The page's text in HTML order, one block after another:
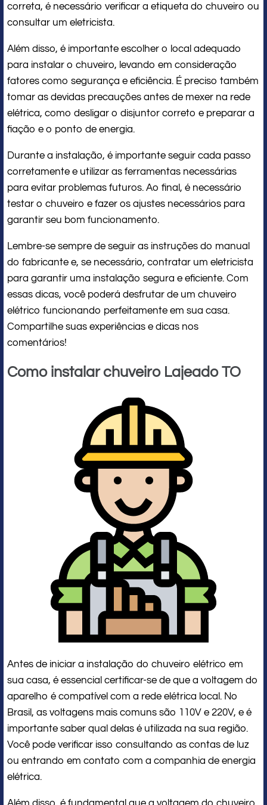
correta, é necessário verificar a etiqueta do chuveiro ou
consultar um eletricista.
Além disso, é importante escolher o local adequado
para instalar o chuveiro, levando em consideração
fatores como segurança e eficiência. É preciso também
tomar as devidas precauções antes de mexer na rede
elétrica, como desligar o disjuntor correto e preparar a
fiação e o ponto de energia.
Durante a instalação, é importante seguir cada passo
corretamente e utilizar as ferramentas necessárias
para evitar problemas futuros. Ao final, é necessário
testar o chuveiro e fazer os ajustes necessários para
garantir seu bom funcionamento.
Lembre-se sempre de seguir as instruções do manual
do fabricante e, se necessário, contratar um eletricista
para garantir uma instalação segura e eficiente. Com
essas dicas, você poderá desfrutar de um chuveiro
elétrico funcionando perfeitamente em sua casa.
Compartilhe suas experiências e dicas nos
comentários!
Como instalar chuveiro Lajeado TO
Antes de iniciar a instalação do chuveiro elétrico em
sua casa, é essencial certificar-se de que a voltagem do
aparelho é compatível com a rede elétrica local. No
Brasil, as voltagens mais comuns são 110V e 220V, e é
importante saber qual delas é utilizada na sua região.
Você pode verificar isso consultando as contas de luz
ou entrando em contato com a companhia de energia
elétrica.